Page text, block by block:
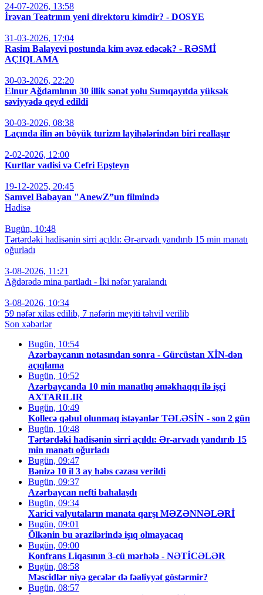
24-07-2026, 13:58
İrəvan Teatrının yeni direktoru kimdir? - DOSYE
31-03-2026, 17:04
Rasim Balayevi postunda kim əvəz edəcək? - RƏSMİ
AÇIQLAMA
30-03-2026, 22:20
Elnur Ağdamlının 30 illik sənət yolu Sumqayıtda yüksək
səviyyədə qeyd edildi
30-03-2026, 08:38
Laçında ilin ən böyük turizm layihələrindən biri reallaşır
2-02-2026, 12:00
Kurtlar vadisi və Cefri Epşteyn
19-12-2025, 20:45
Samvel Babayan "AnewZ”un filmində
Hadisə
Bugün, 10:48
Tərtərdəki hadisənin sirri açıldı: Ər-arvadı yandırıb 15 min manatı
oğurladı
3-08-2026, 11:21
Ağdərədə mina partladı - İki nəfər yaralandı
3-08-2026, 10:34
59 nəfər xilas edilib, 7 nəfərin meyiti təhvil verilib
Son xəbərlər
Bugün, 10:54
Azərbaycanın notasından sonra - Gürcüstan XİN-dən
açıqlama
Bugün, 10:52
Azərbaycanda 10 min manatlıq əməkhaqqı ilə işçi
AXTARILIR
Bugün, 10:49
Kollecə qəbul olunmaq istəyənlər TƏLƏSİN - son 2 gün
Bugün, 10:48
Tərtərdəki hadisənin sirri açıldı: Ər-arvadı yandırıb 15
min manatı oğurladı
Bugün, 09:47
Bənizə 10 il 3 ay həbs cəzası verildi
Bugün, 09:37
Azərbaycan nefti bahalaşdı
Bugün, 09:34
Xarici valyutaların manata qarşı MƏZƏNNƏLƏRİ
Bugün, 09:01
Ölkənin bu ərazilərində işıq olmayacaq
Bugün, 09:00
Konfrans Liqasının 3-cü mərhələ - NƏTİCƏLƏR
Bugün, 08:58
Məscidlər niyə gecələr də fəaliyyət göstərmir?
Bugün, 08:57